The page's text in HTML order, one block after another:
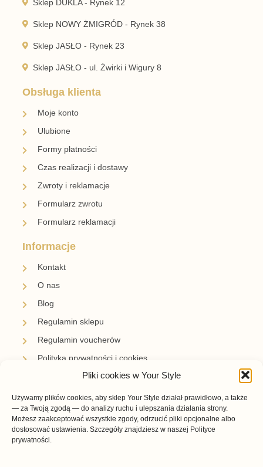
Pliki cookies w Your Style
Używamy plików cookies, aby sklep Your Style działał prawidłowo, a także
— za Twoją zgodą — do analizy ruchu i ulepszania działania strony.
Możesz zaakceptować wszystkie zgody, odrzucić pliki opcjonalne albo
dostosować ustawienia. Szczegóły znajdziesz w naszej Polityce
prywatności.
dopasowanie pięty i podbicia. But nie powinien
wyraźnie zsuwać się podczas chodzenia ani
mocno uciskać przedniej części stopy. Przy
szczególnie dokładnie sprawdź szerokość modelu.
Jak pielęgnować lordsy?
Sposób pielęgnacji powinien odpowiadać
rodzaju. Powierzchnie lakierowane wymagają
delikatnego przecierania, natomiast ekozamsz
należy pielęgnować środkami odpowiednimi dla
Po zamoczeniu pozostaw buty do wyschnięcia w
temperaturze pokojowej. Nie ustawiaj ich
bezpośrednio przy grzejniku ani innym silnym
źródle ciepła.
Co sprawdzić przed zakupem?
Najpierw zdecyduj, czy potrzebujesz prostych